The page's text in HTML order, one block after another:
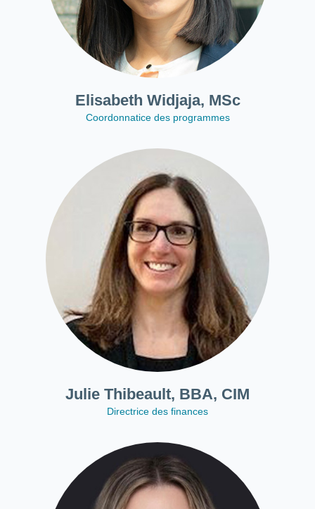
Elisabeth Widjaja, MSc
Coordonnatice des programmes
Julie Thibeault, BBA, CIM
Directrice des finances